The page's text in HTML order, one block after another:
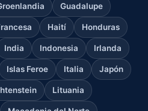
Guadalupe
Haití Honduras
India Indonesia Irlanda
Islas Feroe Italia Japón
Lituania